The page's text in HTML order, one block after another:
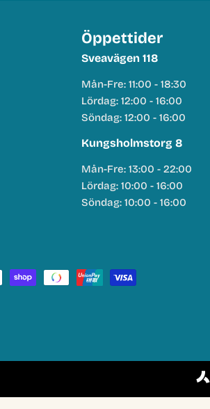
Öppettider
Sveavägen 118
Mån-Fre: 11:00 - 18:30
Lördag: 12:00 - 16:00
Söndag: 12:00 - 16:00
Kungsholmstorg 8
Mån-Fre: 13:00 - 22:00
Lördag: 10:00 - 16:00
Söndag: 10:00 - 16:00